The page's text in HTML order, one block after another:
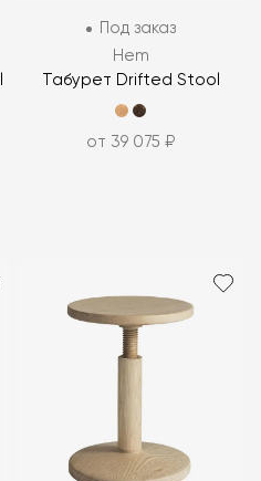
Под заказ
Hem
Табурет Drifted Stool
от 39 075 ₽